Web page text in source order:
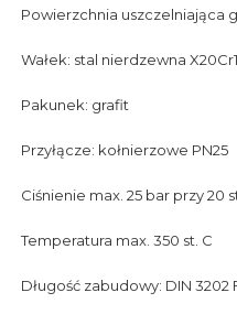
Powierzchnia uszczelniająca
Wałek: stal nierdzewna
Pakunek: grafit
Przyłącze: kołnierzowe PN25
Ciśnienie max. 25 bar przy 20
Temperatura max. 350 st. C
Długość zabudowy: DIN 3202